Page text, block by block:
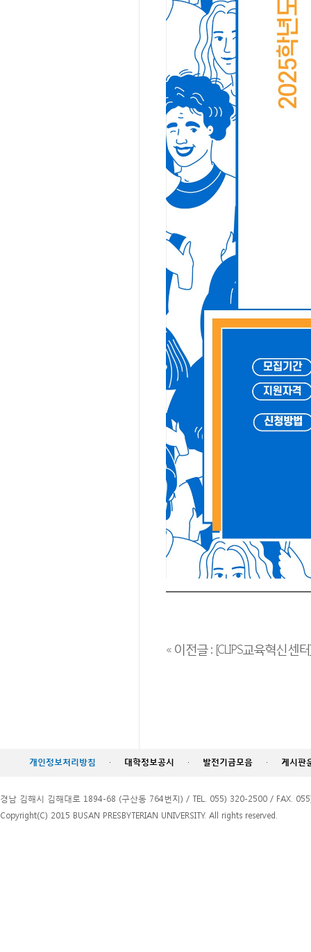
« 이전글 : [CLIPS교육혁신센
개인정보처리방침 · 대학정보공시 · 발전기금모음 · 게시판
경남 김해시 김해대로 1894-68 (구산동 764번지) / TEL. 055) 320-2500 / FAX.
Copyright(C) 2015 BUSAN PRESBYTERIAN UNIVERSITY. All rights reserved.